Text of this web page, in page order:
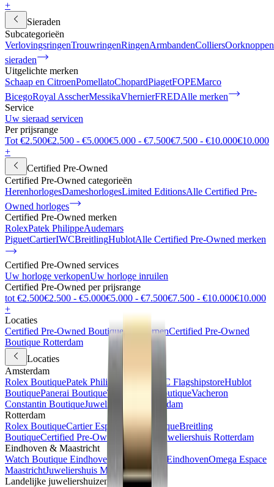
+
Sieraden
Subcategorieën
VerlovingsringenTrouwringenRingenArmbandenColliersOorknoppen
sieraden
Uitgelichte merken
Schaap en CitroenPomellatoChopardPiagetFOPEMarco
BicegoRoyal AsscherMessikaVhernierFREDAlle merken
Service
Uw sieraad servicen
Per prijsrange
Tot €2.500€2.500 - €5.000€5.000 - €7.500€7.500 - €10.000€10.000
+
Certified Pre-Owned
Certified Pre-Owned categorieën
HerenhorlogesDameshorlogesLimited EditionsAlle Certified Pre-
Owned horloges
Certified Pre-Owned merken
RolexPatek PhilippeAudemars
PiguetCartierIWCBreitlingHublotAlle Certified Pre-Owned merken
Certified Pre-Owned services
Uw horloge verkopenUw horloge inruilen
Certified Pre-Owned per prijsrange
tot €2.500€2.500 - €5.000€5.000 - €7.500€7.500 - €10.000€10.000
+
Locaties
Certified Pre-Owned Boutique AntwerpenCertified Pre-Owned
Boutique Rotterdam
Locaties
Amsterdam
Rolex BoutiquePatek Philippe Espace IWC FlagshipstoreHublot
BoutiquePanerai BoutiqueTAG Heuer BoutiqueVacheron
Constantin BoutiqueJuweliershuis Amsterdam
Rotterdam
Rolex BoutiqueCartier Espace IWC BoutiqueBreitling
BoutiqueCertified Pre-Owned Boutique
Juweliershuis Rotterdam
Eindhoven & Maastricht
Watch Boutique Eindhoven
Juweliershuis EindhovenOmega Espace
MaastrichtJuweliershuis Maastricht
Landelijke juweliershuizen